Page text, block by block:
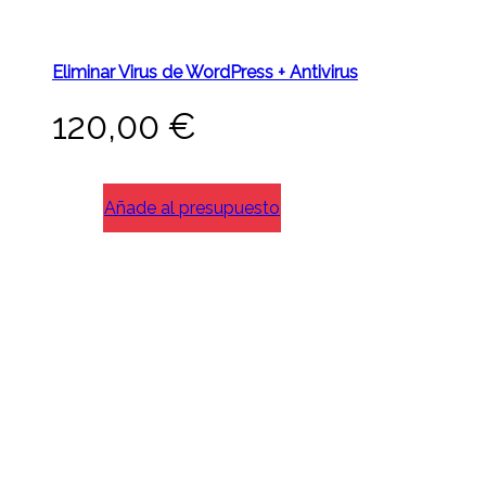
Eliminar Virus de WordPress + Antivirus
120,00 €
Añade al presupuesto